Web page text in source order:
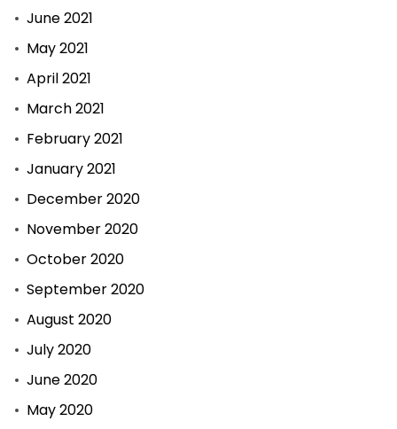
June 2021
May 2021
April 2021
March 2021
February 2021
January 2021
December 2020
November 2020
October 2020
September 2020
August 2020
July 2020
June 2020
May 2020